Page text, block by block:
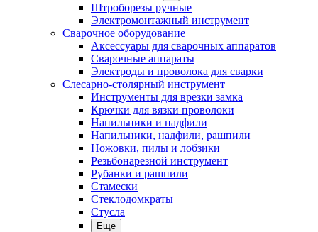
Штроборезы ручные
Электромонтажный инструмент
Сварочное оборудование
Аксессуары для сварочных аппаратов
Сварочные аппараты
Электроды и проволока для сварки
Слесарно-столярный инструмент
Инструменты для врезки замка
Крючки для вязки проволоки
Напильники и надфили
Напильники, надфили, рашпили
Ножовки, пилы и лобзики
Резьбонарезной инструмент
Рубанки и рашпили
Стамески
Стеклодомкраты
Стусла
Еще